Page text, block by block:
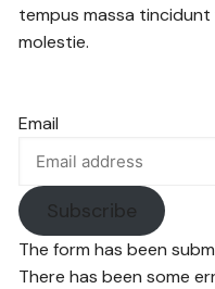
tempus massa
molestie.
Email
Subscribe
The form has been
There has been some